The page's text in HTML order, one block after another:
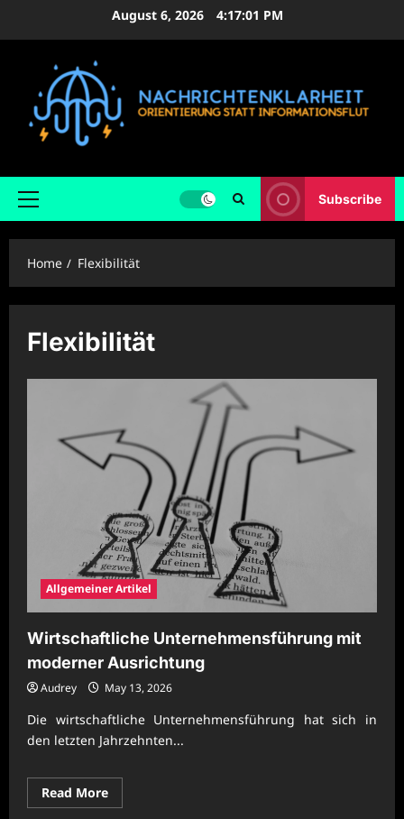
August 6, 2026 4:17:02 PM
Primary
Subscribe
Home Flexibilität
Flexibilität
Allgemeiner Artikel
Wirtschaftliche Unternehmensführung mit
moderner Ausrichtung
Audrey May 13, 2026
Die wirtschaftliche Unternehmensführung hat sich in
den letzten Jahrzehnten...
Read MoreRead
more